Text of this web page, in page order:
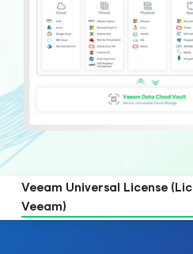
Veeam Universal License
Veeam)